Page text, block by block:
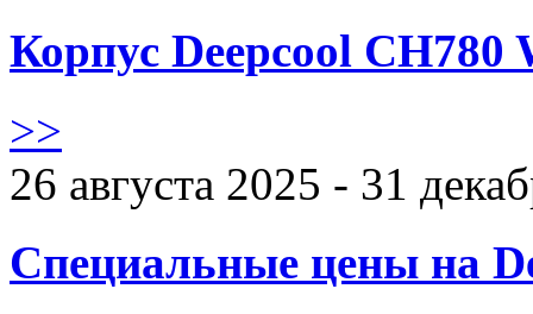
Корпус Deepcool CH780
>>
26 августа 2025 - 31
Специальные цены на